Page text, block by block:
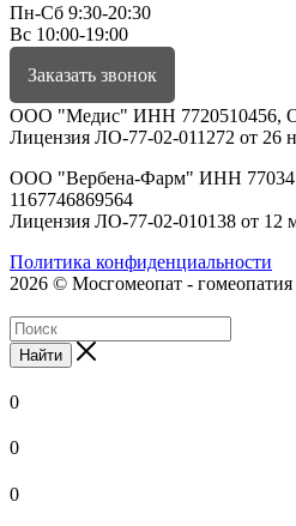
Пн-Сб 9:30-20:30
Вс 10:00-19:00
Заказать звонок
ООО "Медис" ИНН 7720510456,
Лицензия ЛО-77-02-011272 от 26
ООО "Вербена-Фарм" ИНН
1167746869564
Лицензия ЛО-77-02-010138 от 12
Политика конфиденциальности
2026 © Мосгомеопат - гомеопатия
Найти
0
0
0